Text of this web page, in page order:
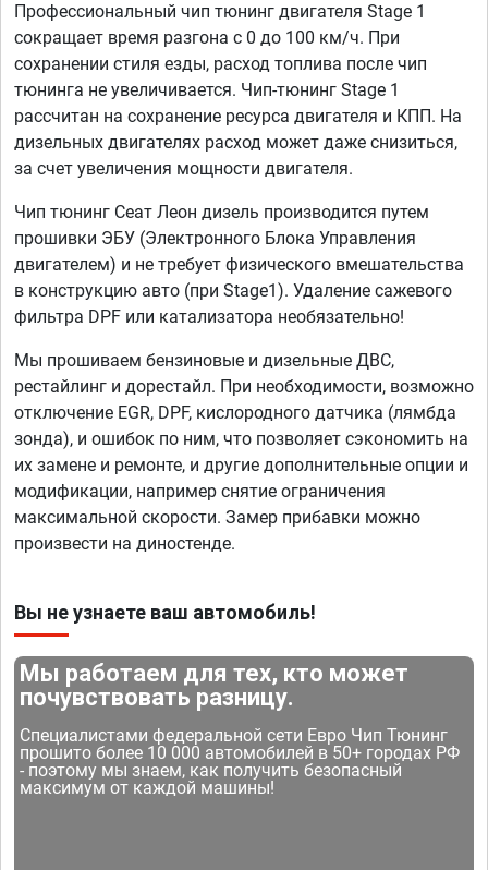
Профессиональный чип тюнинг двигателя Stage 1
сокращает время разгона с 0 до 100 км/ч. При
сохранении стиля езды, расход топлива после чип
тюнинга не увеличивается. Чип-тюнинг Stage 1
рассчитан на сохранение ресурса двигателя и КПП. На
дизельных двигателях расход может даже снизиться,
за счет увеличения мощности двигателя.
Чип тюнинг Сеат Леон дизель производится путем
прошивки ЭБУ (Электронного Блока Управления
двигателем) и не требует физического вмешательства
в конструкцию авто (при Stage1). Удаление сажевого
фильтра DPF или катализатора необязательно!
Мы прошиваем бензиновые и дизельные ДВС,
рестайлинг и дорестайл. При необходимости, возможно
отключение EGR, DPF, кислородного датчика (лямбда
зонда), и ошибок по ним, что позволяет сэкономить на
их замене и ремонте, и другие дополнительные опции и
модификации, например снятие ограничения
максимальной скорости. Замер прибавки можно
произвести на диностенде.
Вы не узнаете ваш автомобиль!
Мы работаем для тех, кто может
почувствовать разницу.
Специалистами федеральной сети Евро Чип Тюнинг
прошито более 10 000 автомобилей в 50+ городах РФ
- поэтому мы знаем, как получить безопасный
максимум от каждой машины!